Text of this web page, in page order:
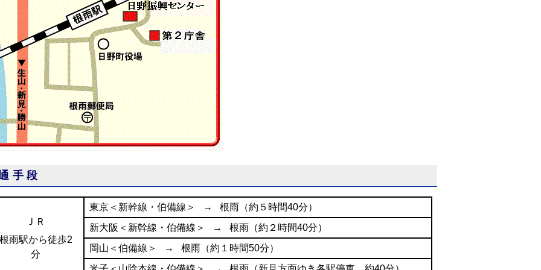
手段
ＪＲ
雨駅から徒歩2
分
東京＜新幹線・伯備線＞ → 根雨（約５時間40分）
新大阪＜新幹線・伯備線＞ → 根雨（約２時間40分）
岡山＜伯備線＞ → 根雨（約１時間50分）